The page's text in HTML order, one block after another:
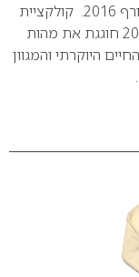
בישראל את קולקציית ביגוד הגברים סתיו-חורף 2016. קולקציית
הגברים של פולו ראלף לורן לסתיו חורף 2016 חוגגת את מהות
היוקרתי והמגוון